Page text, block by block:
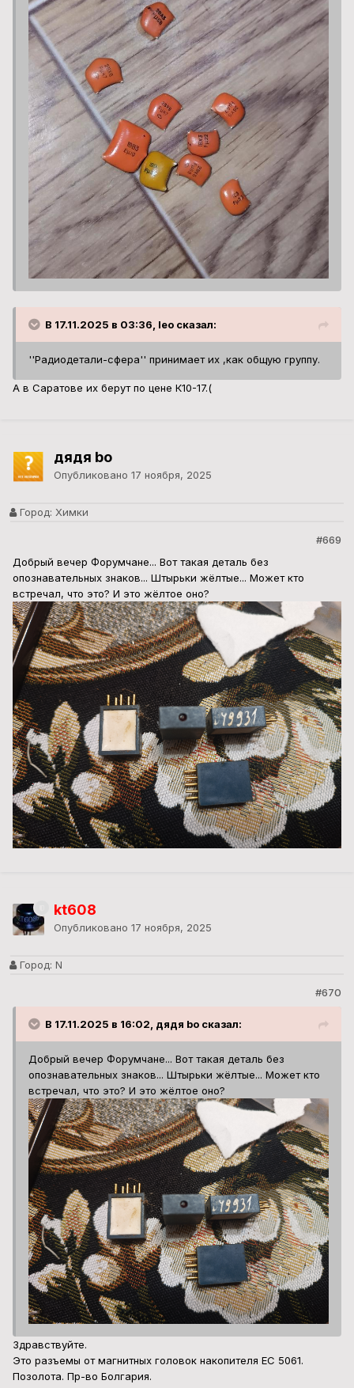
В 17.11.2025 в 03:36, leo сказал:
''Радиодетали-сфера'' принимает их ,как общую группу.
А в Саратове их берут по цене К10-17.(
дядя bo
Опубликовано 17 ноября, 2025
Город: Химки
#669
Добрый вечер Форумчане... Вот такая деталь без
опознавательных знаков... Штырьки жёлтые... Может кто
встречал, что это? И это жёлтое оно?
kt608
Опубликовано 17 ноября, 2025
Город: N
#670
В 17.11.2025 в 16:02, дядя bo сказал:
Добрый вечер Форумчане... Вот такая деталь без
опознавательных знаков... Штырьки жёлтые... Может кто
встречал, что это? И это жёлтое оно?
Здравствуйте.
Это разъемы от магнитных головок накопителя ЕС 5061.
Позолота. Пр-во Болгария.